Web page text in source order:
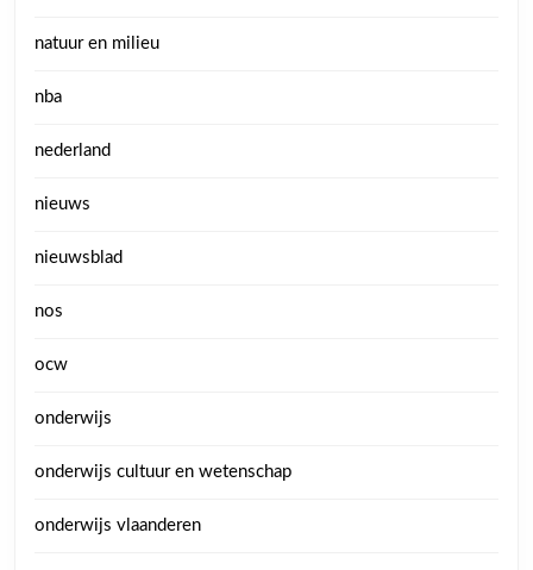
natuur en milieu
nba
nederland
nieuws
nieuwsblad
nos
ocw
onderwijs
onderwijs cultuur en wetenschap
onderwijs vlaanderen